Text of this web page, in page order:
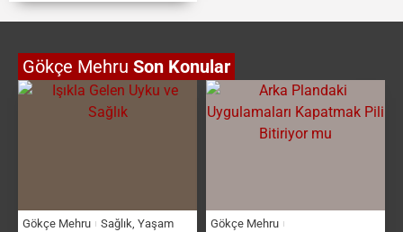
Gökçe Mehru Son Konular
Gökçe Mehru Sağlık, Yaşam
Gökçe Mehru